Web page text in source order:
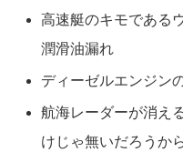
高速艇のキモである
潤滑油漏れ
ディーゼルエンジン
航海レーダーが消え
けじゃ無いだろうか